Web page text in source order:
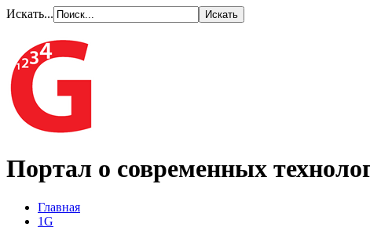
Искать...
Портал о современных
Главная
1G